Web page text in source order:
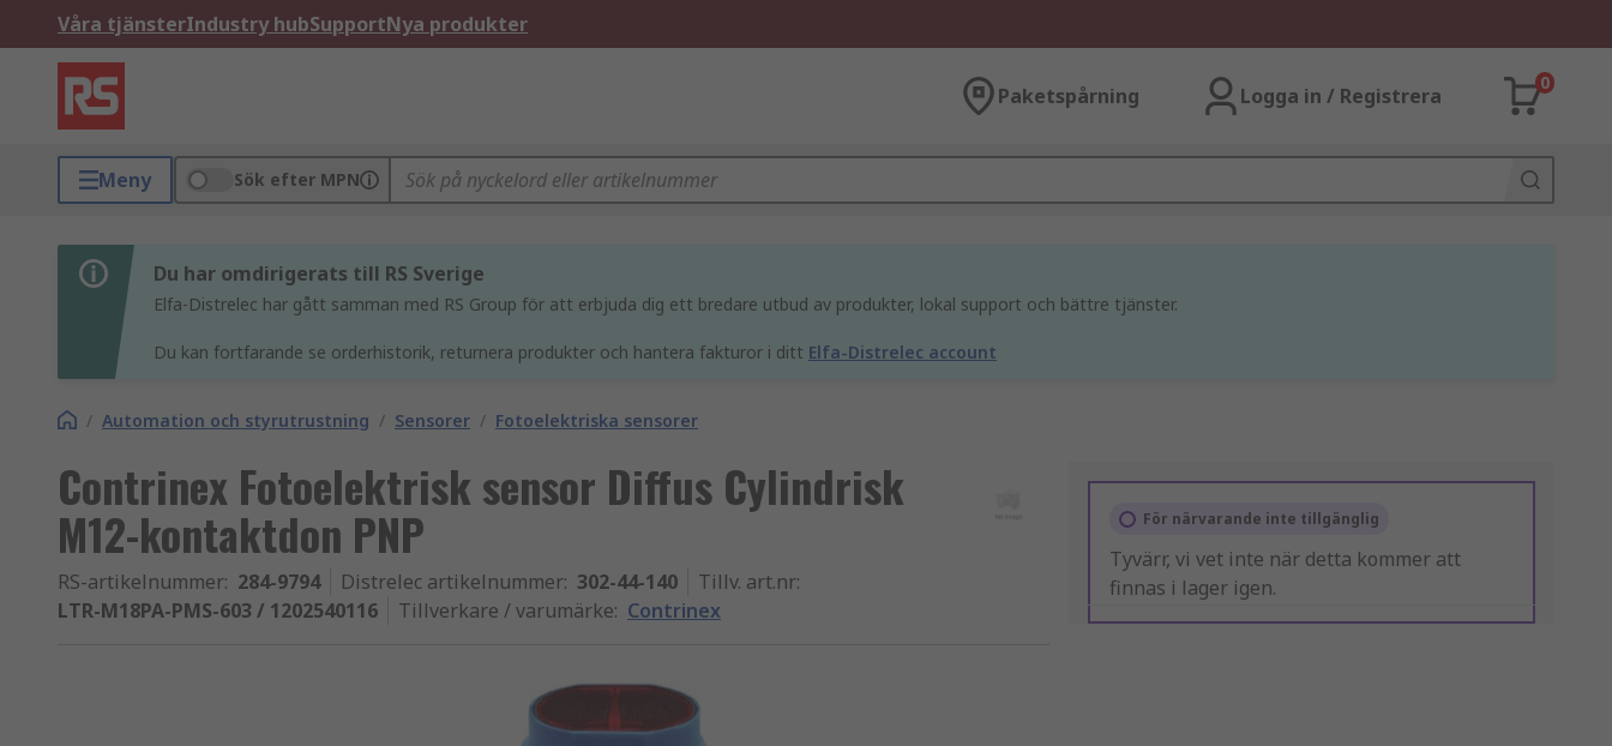
Våra tjänsterIndustry hubSupportNya produkter
Paketspårning Logga in / Registrera
0
Meny Sök efter MPN
Du har omdirigerats till RS Sverige
Elfa-Distrelec har gått samman med RS Group för att erbjuda dig ett bredare utbud av produkter, lokal support och bättre tjänster.
Du kan fortfarande se orderhistorik, returnera produkter och hantera fakturor i ditt Elfa-Distrelec account
/ Automation och styrutrustning / Sensorer / Fotoelektriska sensorer
Contrinex Fotoelektrisk sensor Diffus Cylindrisk
M12-kontaktdon PNP
RS-artikelnummer: 284-9794 Distrelec artikelnummer: 302-44-140 Tillv. art.nr:
LTR-M18PA-PMS-603 / 1202540116
Tillverkare / varumärke: Contrinex
För närvarande inte tillgänglig
Tyvärr, vi vet inte när detta kommer att
finnas i lager igen.